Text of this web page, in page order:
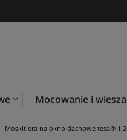
Mocowanie i
Moskitiera na okno dachowe tesa®